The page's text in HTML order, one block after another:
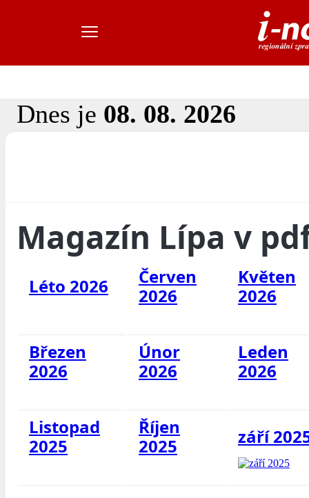
Dnes je 08. 08. 2026
Magazín Lípa v
Léto 2026
Červen
2026
Květen
2026
Březen
2026
Únor
2026
Leden
2026
Listopad
2025
Říjen
2025
září